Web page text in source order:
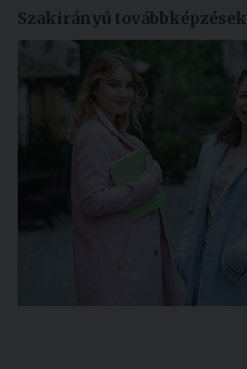
Szakirányú továbbképzések